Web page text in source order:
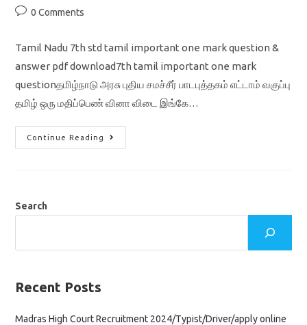
Post0 Comments
Tamil Nadu 7th std tamil important one mark question &
answer pdf download7th tamil important one mark
questionதமிழ்நாடு அரசு புதிய சமச்சீர் பாடபுத்தகம் எட்டாம் வகுப்பு
தமிழ் ஒரு மதிப்பெண் வினா விடை இங்கே…
Continue Reading
TN
7th
Answer
Download
Search
Recent Posts
Madras High Court Recruitment 2024/Typist/Driver/apply online